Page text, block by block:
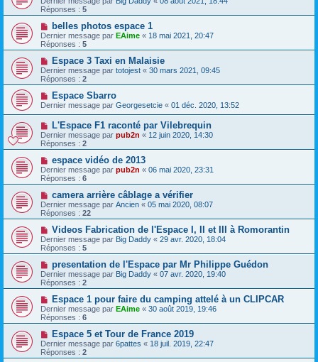
Réponses : 5
belles photos espace 1
Dernier message par EAime « 18 mai 2021, 20:47
Réponses : 5
Espace 3 Taxi en Malaisie
Dernier message par totojest « 30 mars 2021, 09:45
Réponses : 2
Espace Sbarro
Dernier message par Georgesetcie « 01 déc. 2020, 13:52
L'Espace F1 raconté par Vilebrequin
Dernier message par pub2n « 12 juin 2020, 14:30
Réponses : 2
espace vidéo de 2013
Dernier message par pub2n « 06 mai 2020, 23:31
Réponses : 6
camera arrière câblage a vérifier
Dernier message par Ancien « 05 mai 2020, 08:07
Réponses : 22
Videos Fabrication de l'Espace I, II et III à Romorantin
Dernier message par Big Daddy « 29 avr. 2020, 18:04
Réponses : 5
presentation de l'Espace par Mr Philippe Guédon
Dernier message par Big Daddy « 07 avr. 2020, 19:40
Réponses : 2
Espace 1 pour faire du camping attelé à un CLIPCAR
Dernier message par EAime « 30 août 2019, 19:46
Réponses : 6
Espace 5 et Tour de France 2019
Dernier message par 6pattes « 18 juil. 2019, 22:47
Réponses : 2